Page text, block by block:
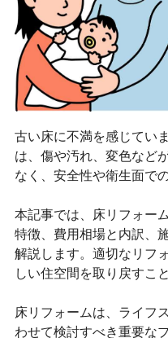
古い床に不満を感じてい
は、傷や汚れ、変色など
なく、安全性や衛生面で
本記事では、床リフォー
特徴、費用相場と内訳、
解説します。適切なリフ
しい住空間を取り戻すこ
床リフォームは、ライフ
わせて検討すべき重要な